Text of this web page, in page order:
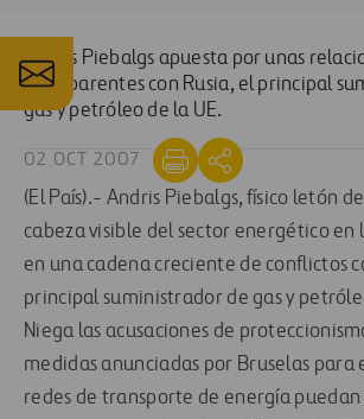
Andris Piebalgs apuesta por unas
transparentes con Rusia, el principal
gas y petróleo de la UE.
02 OCT 2007
(El País).- Andris Piebalgs, físico letón
cabeza visible del sector energético en
en una cadena creciente de conflictos
principal suministrador de gas y
Niega las acusaciones de
medidas anunciadas por Bruselas para
redes de transporte de energía